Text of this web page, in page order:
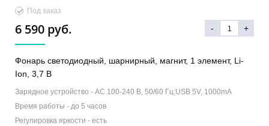
Под заказ
6 590 руб. - +
Фонарь светодиодный, шарнирный, магнит, 1 элемент, Li-
Ion, 3,7 В
Зарядное устройство - AC 100-240 В, 50/60 Гц;USB 5V, 1000mA
Время работы - до 5 часов
Регулировка яркости - есть